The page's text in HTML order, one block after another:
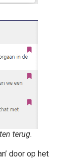
terug.
door op het